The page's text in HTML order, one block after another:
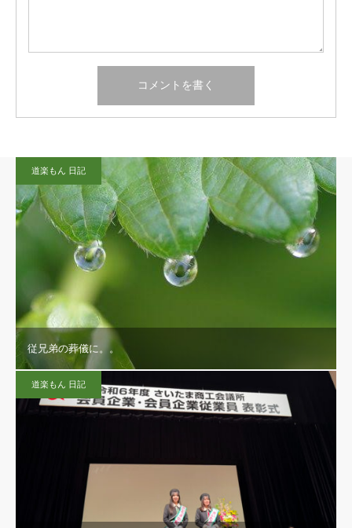
道楽もん 日記
従兄弟の葬儀に。。
道楽もん 日記